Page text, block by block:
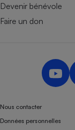
Devenir bénévole
Faire un don
Nous contacter
Données personnelles